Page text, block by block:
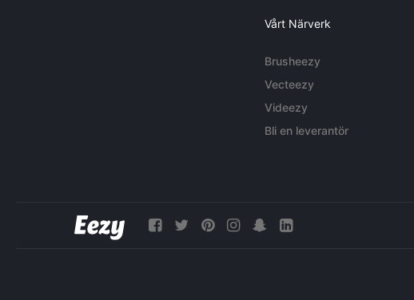
Vårt Närverk
Brusheezy
Vecteezy
Videezy
Bli en leverantör